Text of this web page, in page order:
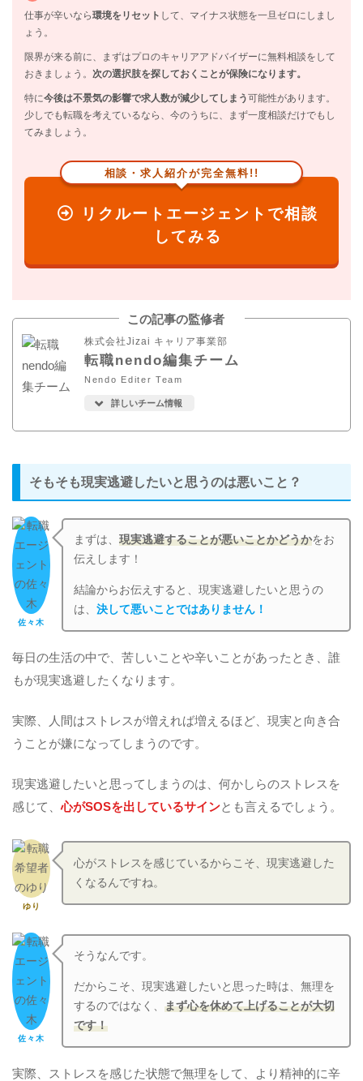
仕事が辛いなら環境をリセット して、マイナス状態を一旦ゼロにしまし
ょう。
限界が来る前に、まずはプロのキャリアアドバイザーに無料相談をして
おきましょう。 次の選択肢を探しておくことが保険になります。
特に今後は不景気の影響で求人数が減少してしまう可能性があります。
少しでも転職を考えているなら、今のうちに、まず一度相談だけでもし
てみましょう。
相談・求人紹介が完全無料!!
リクルートエージェントで相談
してみる
この記事の監修者
株式会社Jizai キャリア事業部
転職nendo編集チーム
Nendo Editer Team
詳しいチーム情報
そもそも現実逃避したいと思うのは悪いこと？
佐々木
まずは、現実逃避することが悪いことかどうかをお
伝えします！
結論からお伝えすると、現実逃避したいと思うの
は、決して悪いことではありません！
毎日の生活の中で、苦しいことや辛いことがあったとき、誰
もが現実逃避したくなります。
実際、人間はストレスが増えれば増えるほど、現実と向き合
うことが嫌になってしまうのです。
現実逃避したいと思ってしまうのは、何かしらのストレスを
感じて、心がSOSを出しているサインとも言えるでしょう。
ゆり
心がストレスを感じているからこそ、現実逃避した
くなるんですね。
佐々木
そうなんです。
だからこそ、現実逃避したいと思った時は、無理を
するのではなく、まず心を休めて上げることが大切
です！
実際、ストレスを感じた状態で無理をして、より精神的に辛